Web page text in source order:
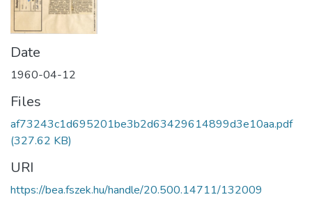
Date
1960-04-12
Files
af73243c1d695201be3b2d63429614899d3e10aa.pdf
(327.62 KB)
URI
https://bea.fszek.hu/handle/20.500.14711/132009